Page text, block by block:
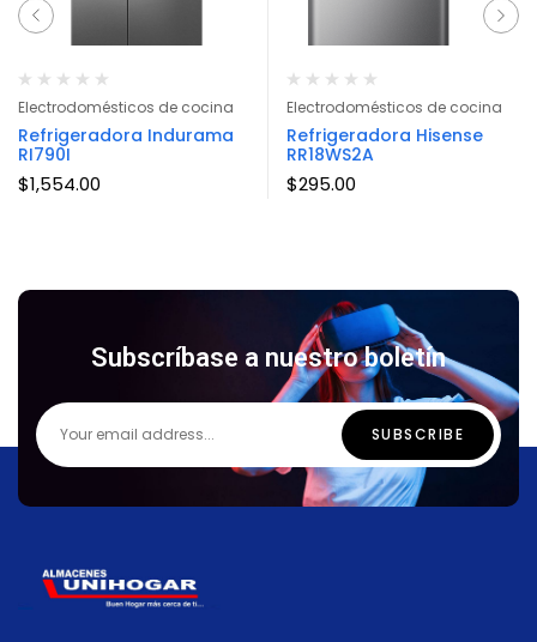
Electrodomésticos de cocina
Refrigeradora Indurama
RI790I
$1,554.00
Electrodomésticos de cocina
Refrigeradora Hisense
RR18WS2A
$295.00
Subscríbase a nuestro boletín